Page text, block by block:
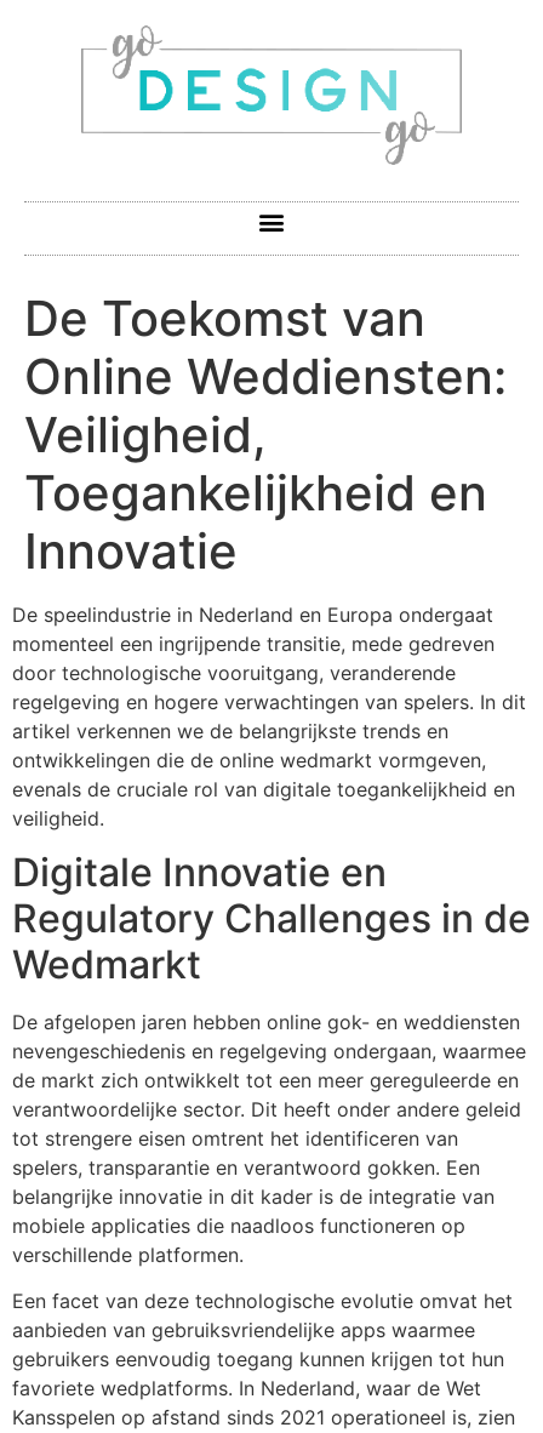
De Toekomst van
Online Weddiensten:
Veiligheid,
Toegankelijkheid en
Innovatie
De speelindustrie in Nederland en Europa ondergaat
momenteel een ingrijpende transitie, mede gedreven
door technologische vooruitgang, veranderende
regelgeving en hogere verwachtingen van spelers. In dit
artikel verkennen we de belangrijkste trends en
ontwikkelingen die de online wedmarkt vormgeven,
evenals de cruciale rol van digitale toegankelijkheid en
veiligheid.
Digitale Innovatie en
Regulatory Challenges in de
Wedmarkt
De afgelopen jaren hebben online gok- en weddiensten
nevengeschiedenis en regelgeving ondergaan, waarmee
de markt zich ontwikkelt tot een meer gereguleerde en
verantwoordelijke sector. Dit heeft onder andere geleid
tot strengere eisen omtrent het identificeren van
spelers, transparantie en verantwoord gokken. Een
belangrijke innovatie in dit kader is de integratie van
mobiele applicaties die naadloos functioneren op
verschillende platformen.
Een facet van deze technologische evolutie omvat het
aanbieden van gebruiksvriendelijke apps waarmee
gebruikers eenvoudig toegang kunnen krijgen tot hun
favoriete wedplatforms. In Nederland, waar de Wet
Kansspelen op afstand sinds 2021 operationeel is, zien